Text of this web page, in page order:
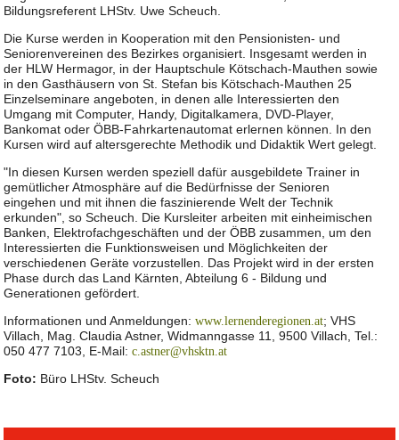
Bildungsreferent LHStv. Uwe Scheuch.
Die Kurse werden in Kooperation mit den Pensionisten- und
Seniorenvereinen des Bezirkes organisiert. Insgesamt werden in
der HLW Hermagor, in der Hauptschule Kötschach-Mauthen sowie
in den Gasthäusern von St. Stefan bis Kötschach-Mauthen 25
Einzelseminare angeboten, in denen alle Interessierten den
Umgang mit Computer, Handy, Digitalkamera, DVD-Player,
Bankomat oder ÖBB-Fahrkartenautomat erlernen können. In den
Kursen wird auf altersgerechte Methodik und Didaktik Wert gelegt.
"In diesen Kursen werden speziell dafür ausgebildete Trainer in
gemütlicher Atmosphäre auf die Bedürfnisse der Senioren
eingehen und mit ihnen die faszinierende Welt der Technik
erkunden", so Scheuch. Die Kursleiter arbeiten mit einheimischen
Banken, Elektrofachgeschäften und der ÖBB zusammen, um den
Interessierten die Funktionsweisen und Möglichkeiten der
verschiedenen Geräte vorzustellen. Das Projekt wird in der ersten
Phase durch das Land Kärnten, Abteilung 6 - Bildung und
Generationen gefördert.
Informationen und Anmeldungen:www.lernenderegionen.at; VHS
Villach, Mag. Claudia Astner, Widmanngasse 11, 9500 Villach, Tel.:
050 477 7103, E-Mail:c.astner@vhsktn.at
Foto: Büro LHStv. Scheuch